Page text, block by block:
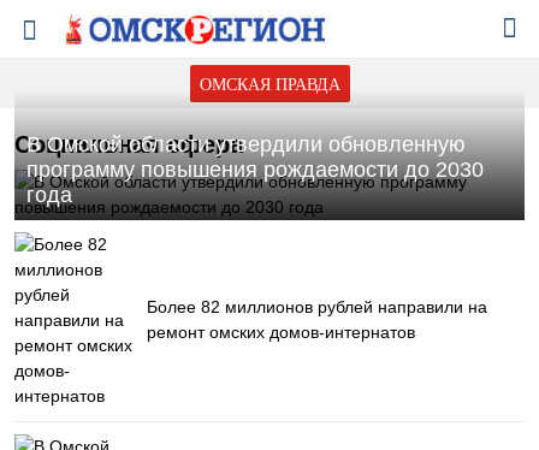
ОМСКАЯ ПРАВДА
Социальная сфера
В Омской области утвердили обновленную
программу повышения рождаемости до 2030
года
Более 82 миллионов рублей направили на
ремонт омских домов-интернатов